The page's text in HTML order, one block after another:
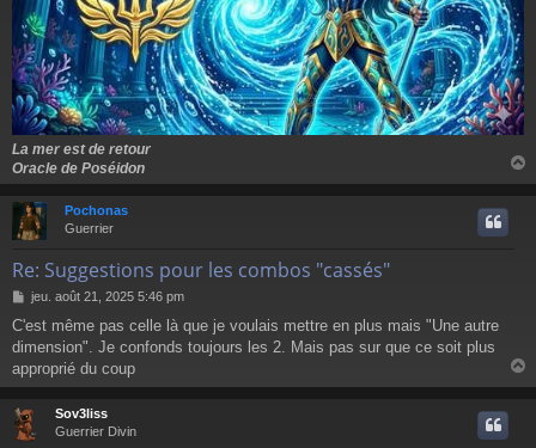
La mer est de retour
Oracle de Poséidon
a
Pochonas
Guerrier
Re: Suggestions pour les combos "cassés"
M
s
s
a
g
jeu. août 21, 2025 5:46 pm
C'est même pas celle là que je voulais mettre en plus mais "Une autre
dimension". Je confonds toujours les 2. Mais pas sur que ce soit plus
approprié du coup
a
Sov3liss
Guerrier Divin